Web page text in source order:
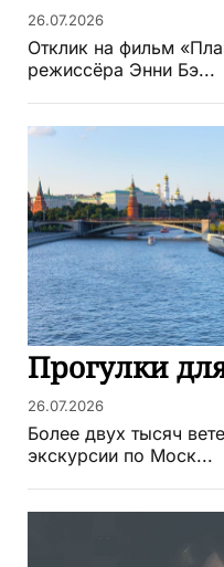
26.07.2026
Отклик на фильм
режиссёра Энни Бэ...
Прогулки
26.07.2026
Более двух тысяч
экскурсии по Моск...